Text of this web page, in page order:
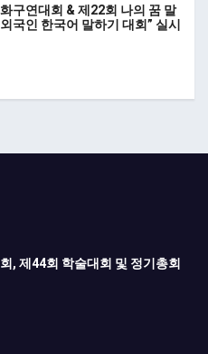
구연대회 & 제22회 나의 꿈 말
국인 한국어 말하기 대회” 실시
, 제44회 학술대회 및 정기총회